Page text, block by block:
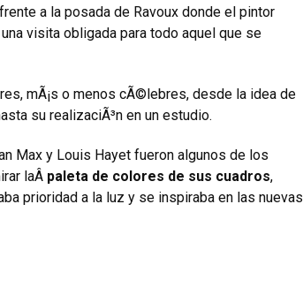
a la posada de Ravoux donde el pintor
visita obligada para todo aquel que se
mÃ¡s o menos cÃ©lebres, desde la idea de
su realizaciÃ³n en un estudio.
Max y Louis Hayet fueron algunos de los
laÂ paleta de colores de sus cuadros,
prioridad a la luz y se inspiraba en las nuevas